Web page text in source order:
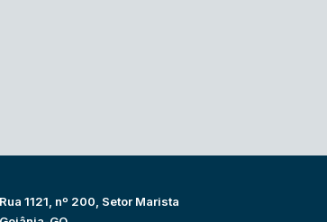
Rua 1121, nº 200, Setor Marista